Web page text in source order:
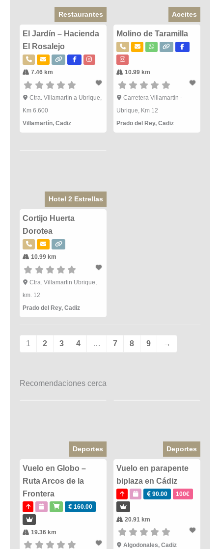
Restaurantes
El Jardín – Hacienda
El Rosalejo
7.46 km
Ctra. Villamartín a Ubrique,
Km 6.600
Villamartín, Cadiz
Aceites
Molino de Taramilla
10.99 km
Carretera Villamartín -
Ubrique, Km 12
Prado del Rey,Cadiz
Hotel 2 Estrellas
Cortijo Huerta
Dorotea
10.99 km
Ctra. Villamartin Ubrique,
km. 12
Prado del Rey, Cadiz
1 2 3 4 … 7 8 9 →
Recomendaciones cerca
Deportes
Vuelo en Globo –
Ruta Arcos de la
Frontera
160.00
19.36 km
Deportes
Vuelo en parapente
biplaza en Cádiz
90.00 100€
20.91 km
Algodonales, Cadiz